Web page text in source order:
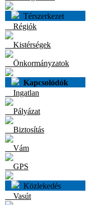
Térszerkezet
Régiók
Kistérségek
Önkormányzatok
Kapcsolódók
Ingatlan
Pályázat
Biztosítás
Vám
GPS
Közlekedés
Vasút